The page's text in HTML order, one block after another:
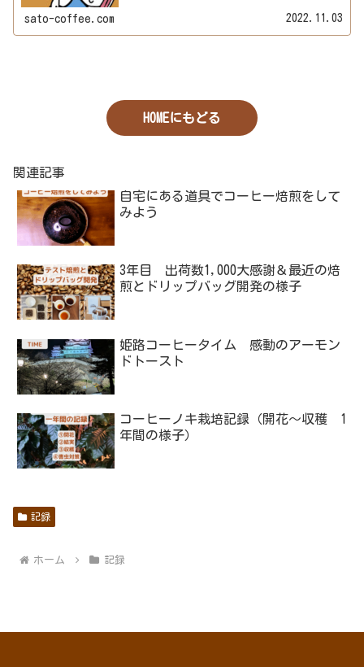
sato-coffee.com 2022.11.03
HOMEにもどる
関連記事
自宅にある道具でコーヒー焙煎をして
みよう
3年目 出荷数1,000大感謝＆最近の焙
煎とドリップバッグ開発の様子
姫路コーヒータイム 感動のアーモン
ドトースト
コーヒーノキ栽培記録（開花～収穫 1
年間の様子）
記録
ホーム 記録